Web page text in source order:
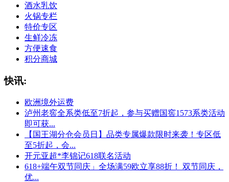
酒水乳饮
火锅专栏
特价专区
生鲜冷冻
方便速食
积分商城
快讯:
欧洲境外运费
泸州老窖全系类低至7折起，参与买赠国窖1573系类活动
即可获...
【国王湖分仓会员日】品类专属爆款限时来袭！专区低
至5折起，会...
开元亚超*李锦记618联名活动
618+端午双节同庆」全场满59欧立享88折！ 双节同庆，
优...